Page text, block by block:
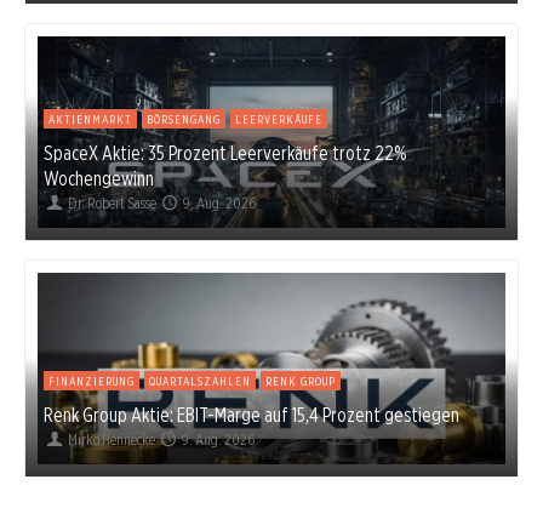
AKTIENMARKT BÖRSENGANG LEERVERKÄUFE
SpaceX Aktie: 35 Prozent Leerverkäufe trotz 22%
Wochengewinn
Dr. Robert Sasse 9. Aug. 2026
FINANZIERUNG QUARTALSZAHLEN RENK GROUP
Renk Group Aktie: EBIT-Marge auf 15,4 Prozent gestiegen
Mirko Hennecke 9. Aug. 2026